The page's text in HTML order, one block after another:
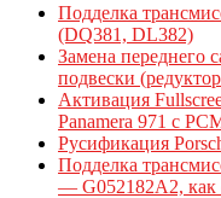
Подделка
(DQ381, DL382)
Замена переднего
подвески
Активация
Panamera 971 c
Русификация
Подделка
— G052182A2, как